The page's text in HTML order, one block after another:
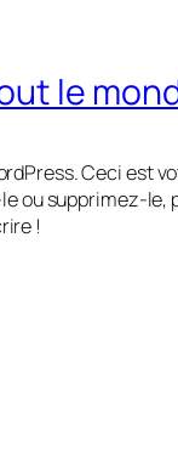
le
Ceci est
ou supprimez-le,
!